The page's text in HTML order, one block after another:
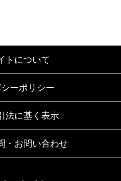
トについて
ーポリシー
法に基く表示
・お問い合わせ